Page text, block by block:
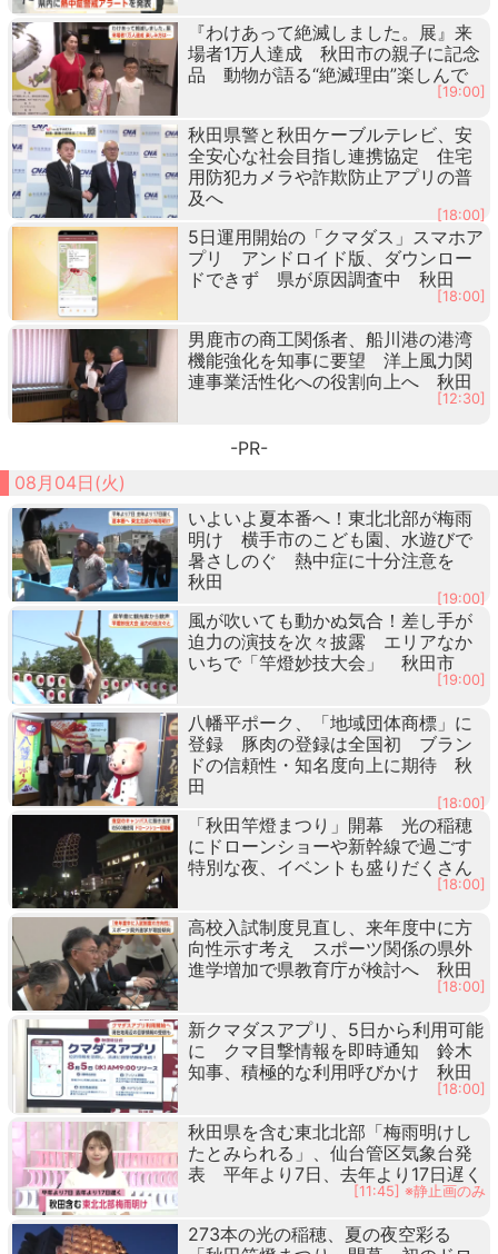
『わけあって絶滅しました。展』来
場者1万人達成 秋田市の親子に記念
品 動物が語る“絶滅理由”楽しんで
[19:00]
秋田県警と秋田ケーブルテレビ、安
全安心な社会目指し連携協定 住宅
用防犯カメラや詐欺防止アプリの普
及へ
[18:00]
5日運用開始の「クマダス」スマホア
プリ アンドロイド版、ダウンロー
ドできず 県が原因調査中 秋田
[18:00]
男鹿市の商工関係者、船川港の港湾
機能強化を知事に要望 洋上風力関
連事業活性化への役割向上へ 秋田
[12:30]
-PR-
08月04日(火)
いよいよ夏本番へ！東北北部が梅雨
明け 横手市のこども園、水遊びで
暑さしのぐ 熱中症に十分注意を
秋田
[19:00]
風が吹いても動かぬ気合！差し手が
迫力の演技を次々披露 エリアなか
いちで「竿燈妙技大会」 秋田市
[19:00]
八幡平ポーク、「地域団体商標」に
登録 豚肉の登録は全国初 ブラン
ドの信頼性・知名度向上に期待 秋
田
[18:00]
「秋田竿燈まつり」開幕 光の稲穂
にドローンショーや新幹線で過ごす
特別な夜、イベントも盛りだくさん
[18:00]
高校入試制度見直し、来年度中に方
向性示す考え スポーツ関係の県外
進学増加で県教育庁が検討へ 秋田
[18:00]
新クマダスアプリ、5日から利用可能
に クマ目撃情報を即時通知 鈴木
知事、積極的な利用呼びかけ 秋田
[18:00]
秋田県を含む東北北部「梅雨明けし
たとみられる」、仙台管区気象台発
表 平年より7日、去年より17日遅く
[11:45] ※静止画のみ
273本の光の稲穂、夏の夜空彩る